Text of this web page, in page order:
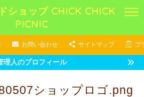
ショップ CHICK CHICK
PICNIC
お問い合わせ サイトマップ プ
理人のプロフィール
ショップロゴ.png